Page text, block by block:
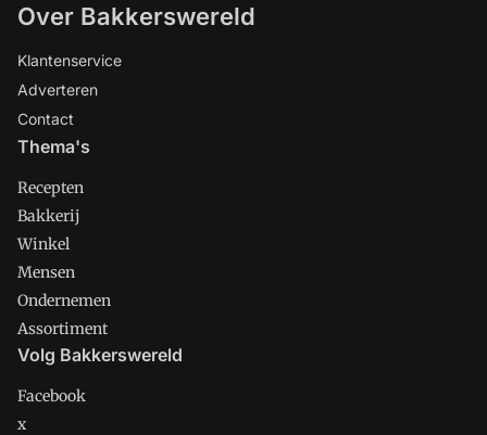
Over Bakkerswereld
Klantenservice
Adverteren
Contact
Thema's
Recepten
Bakkerij
Winkel
Mensen
Ondernemen
Assortiment
Volg Bakkerswereld
Facebook
x